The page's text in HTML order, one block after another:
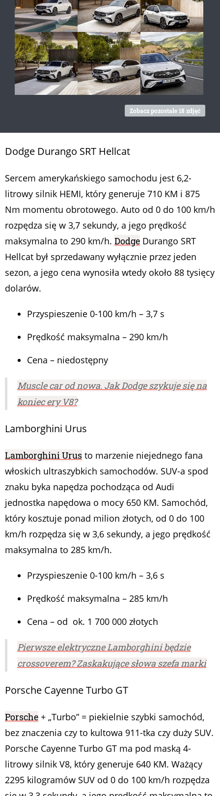
Zobacz pozostałe 18 zdjęć
Dodge Durango SRT Hellcat
Sercem amerykańskiego samochodu jest 6,2-
litrowy silnik HEMI, który generuje 710 KM i 875
Nm momentu obrotowego. Auto od 0 do 100 km/h
rozpędza się w 3,7 sekundy, a jego prędkość
maksymalna to 290 km/h. Dodge Durango SRT
Hellcat był sprzedawany wyłącznie przez jeden
sezon, a jego cena wynosiła wtedy około 88 tysięcy
dolarów.
Przyspieszenie 0-100 km/h – 3,7 s
Prędkość maksymalna – 290 km/h
Cena – niedostępny
Muscle car od nowa. Jak Dodge szykuje się na
koniec ery V8?
Lamborghini Urus
Lamborghini Urus to marzenie niejednego fana
włoskich ultraszybkich samochodów. SUV-a spod
znaku byka napędza pochodząca od Audi
jednostka napędowa o mocy 650 KM. Samochód,
który kosztuje ponad milion złotych, od 0 do 100
km/h rozpędza się w 3,6 sekundy, a jego prędkość
maksymalna to 285 km/h.
Przyspieszenie 0-100 km/h – 3,6 s
Prędkość maksymalna – 285 km/h
Cena – od ok. 1 700 000 złotych
Pierwsze elektryczne Lamborghini będzie
crossoverem? Zaskakujące słowa szefa marki
Porsche Cayenne Turbo GT
Porsche + „Turbo” = piekielnie szybki samochód,
bez znaczenia czy to kultowa 911-tka czy duży SUV.
Porsche Cayenne Turbo GT ma pod maską 4-
litrowy silnik V8, który generuje 640 KM. Ważący
2295 kilogramów SUV od 0 do 100 km/h rozpędza